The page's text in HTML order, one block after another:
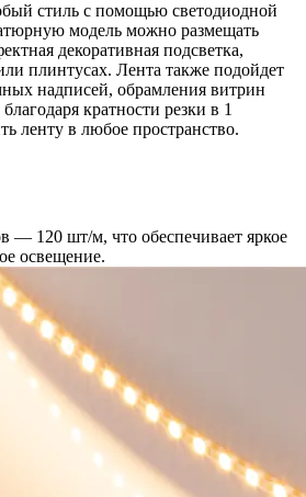
стиль с помощью светодиодной
модель можно размещать
декоративная подсветка,
плинтусах. Лента также подойдет
надписей, обрамления витрин
кратности резки в 1
ленту в любое пространство.
— 120 шт/м, что обеспечивает яркое
освещение.